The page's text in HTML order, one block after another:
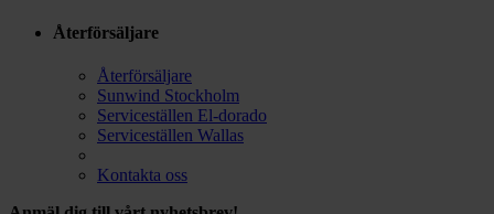
Återförsäljare
Återförsäljare
Sunwind Stockholm
Serviceställen El-dorado
Serviceställen Wallas
Kontakta oss